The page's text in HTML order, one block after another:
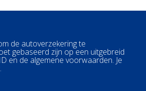
de autoverzekering te
gebaseerd zijn op een uitgebreid
en de algemene voorwaarden. Je